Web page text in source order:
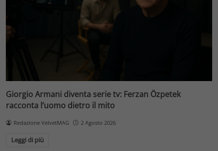
Giorgio Armani diventa serie tv: Ferzan Özpetek
racconta l’uomo dietro il mito
Redazione VelvetMAG 2 Agosto 2026
Leggi di più